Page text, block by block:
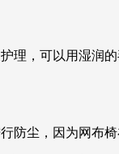
，可以用湿润
防尘，因为网布椅